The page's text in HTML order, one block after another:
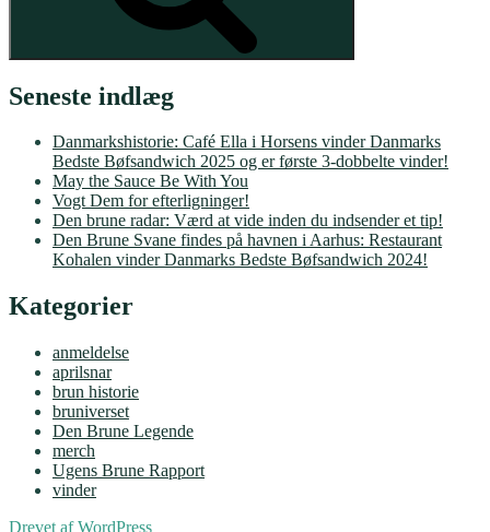
Seneste indlæg
Danmarkshistorie: Café Ella i Horsens vinder Danmarks
Bedste Bøfsandwich 2025 og er første 3-dobbelte vinder!
May the Sauce Be With You
Vogt Dem for efterligninger!
Den brune radar: Værd at vide inden du indsender et tip!
Den Brune Svane findes på havnen i Aarhus: Restaurant
Kohalen vinder Danmarks Bedste Bøfsandwich 2024!
Kategorier
anmeldelse
aprilsnar
brun historie
bruniverset
Den Brune Legende
merch
Ugens Brune Rapport
vinder
Drevet af WordPress